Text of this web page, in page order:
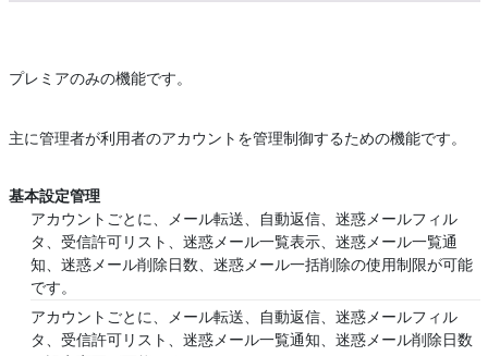
プレミアのみの機能です。
主に管理者が利用者のアカウントを管理制御するための機能です。
基本設定管理
アカウントごとに、メール転送、自動返信、迷惑メールフィル
タ、受信許可リスト、迷惑メール一覧表示、迷惑メール一覧通
知、迷惑メール削除日数、迷惑メール一括削除の使用制限が可能
です。
アカウントごとに、メール転送、自動返信、迷惑メールフィル
タ、受信許可リスト、迷惑メール一覧通知、迷惑メール削除日数